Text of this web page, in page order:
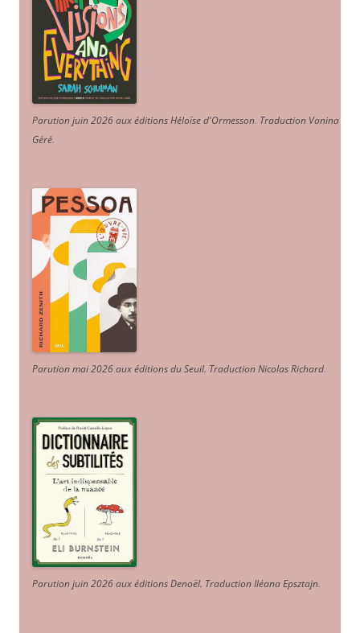
Parution juin 2026 aux éditions Héloïse d'Ormesson. Traduction Vanina
Géré.
Parution mai 2026 aux éditions du Seuil. Traduction Nicolas Richard.
Parution juin 2026 aux éditions Denoël. Traduction Iléana Epsztajn.